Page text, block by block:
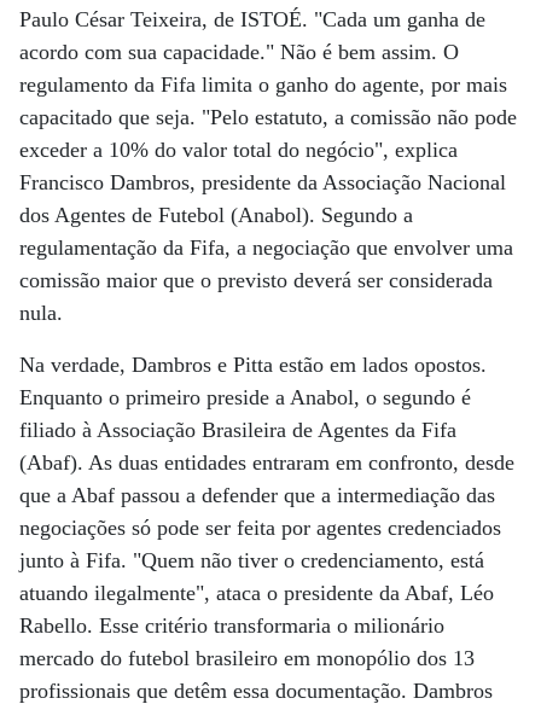
Paulo César Teixeira, de ISTOÉ. "Cada um ganha de
acordo com sua capacidade." Não é bem assim. O
regulamento da Fifa limita o ganho do agente, por mais
capacitado que seja. "Pelo estatuto, a comissão não pode
exceder a 10% do valor total do negócio", explica
Francisco Dambros, presidente da Associação Nacional
dos Agentes de Futebol (Anabol). Segundo a
regulamentação da Fifa, a negociação que envolver uma
comissão maior que o previsto deverá ser considerada
nula.
Na verdade, Dambros e Pitta estão em lados opostos.
Enquanto o primeiro preside a Anabol, o segundo é
filiado à Associação Brasileira de Agentes da Fifa
(Abaf). As duas entidades entraram em confronto, desde
que a Abaf passou a defender que a intermediação das
negociações só pode ser feita por agentes credenciados
junto à Fifa. "Quem não tiver o credenciamento, está
atuando ilegalmente", ataca o presidente da Abaf, Léo
Rabello. Esse critério transformaria o milionário
mercado do futebol brasileiro em monopólio dos 13
profissionais que detêm essa documentação. Dambros